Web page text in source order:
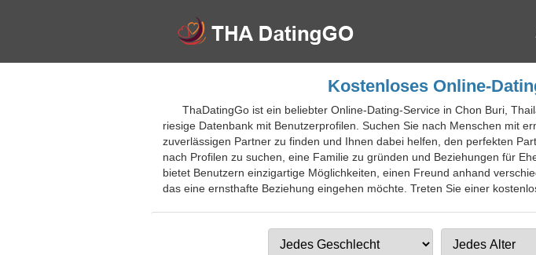
Kostenloses Online-
ThaDatingGo ist ein beliebter Online-Dating-Service in Chon Buri,
riesige Datenbank mit Benutzerprofilen. Suchen Sie nach Menschen mit
zuverlässigen Partner zu finden und Ihnen dabei helfen, den perfekten
nach Profilen zu suchen, eine Familie zu gründen und Beziehungen für
bietet Benutzern einzigartige Möglichkeiten, einen Freund anhand
das eine ernsthafte Beziehung eingehen möchte. Treten Sie einer